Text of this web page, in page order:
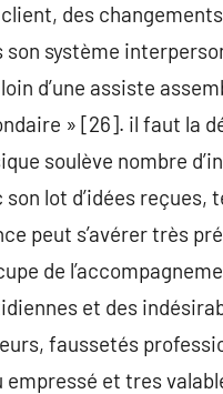
client, des
son système
d’une assiste
» [26]. il faut la
soulève nombre
son lot d’idées reçues,
peut s’avérer très
de
et des
faussetés
empressé et tres